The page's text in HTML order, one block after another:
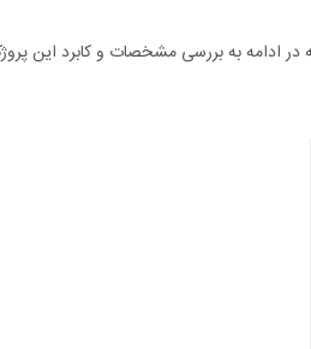
ادامه به بررسی مشخصات و کابرد این